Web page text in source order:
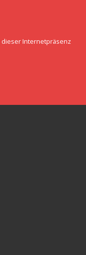
dieser Internetpräsenz